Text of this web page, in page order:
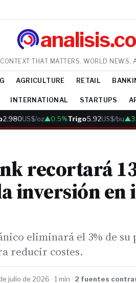
CONTEXT THAT MATTERS. WORLD NEWS,
AGRICULTURE RETAIL
INTERNATIONAL STARTUPS
US$/oz▲0.5%Trigo5.92US$/bu
recortará
inversión en
eliminará el 3% de su
reducir costes.
julio de 2026 · 1 min · 2 fuentes